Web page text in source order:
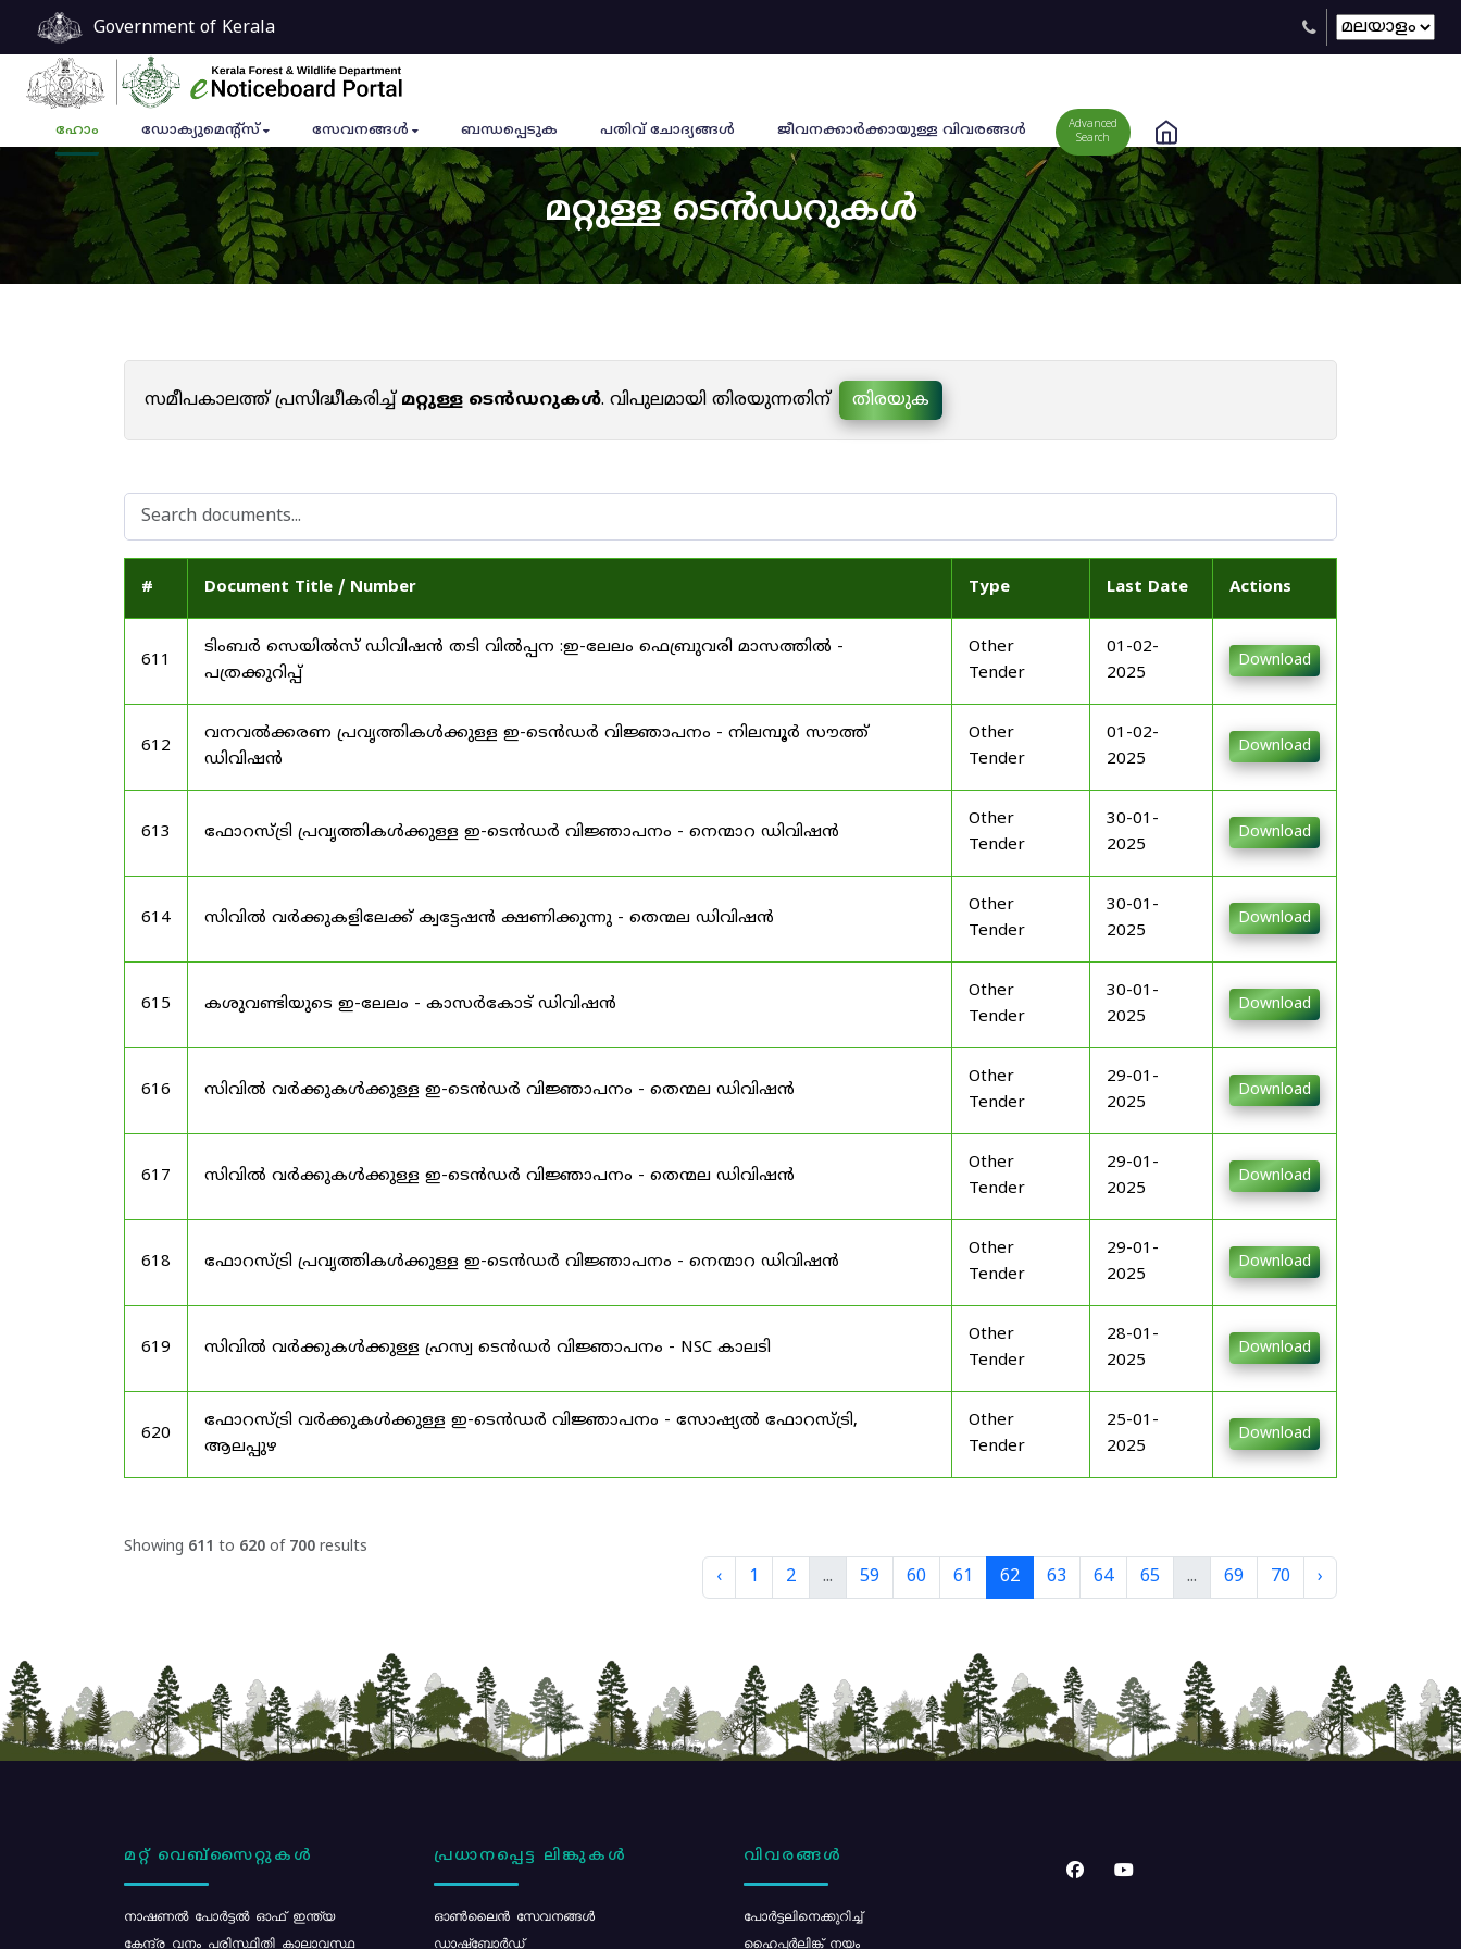
Government of Kerala
ഹോം ഡോക്യുമെൻ്റ്സ് സേവനങ്ങൾ ബന്ധപ്പെടുക പതിവ് ചോദ്യങ്ങൾ ജീവനക്കാര്‍ക്കായുള്ള വിവരങ്ങള്‍
Advanced
Search
മറ്റുള്ള ടെൻഡറുകൾ
സമീപകാലത്ത് പ്രസിദ്ധീകരിച്ച്മറ്റുള്ള ടെൻഡറുകൾ. വിപുലമായി തിരയുന്നതിന് തിരയുക
# Document Title / Number Type Last Date Actions
611
ടിംബർ സെയിൽസ് ഡിവിഷൻ തടി വിൽപ്പന :ഇ-ലേലം ഫെബ്രുവരി മാസത്തിൽ -
പത്രക്കുറിപ്പ്
Other
Tender
01-02-
2025
Download
612
വനവൽക്കരണ പ്രവൃത്തികൾക്കുള്ള ഇ-ടെൻഡർ വിജ്ഞാപനം - നിലമ്പൂർ സൗത്ത്
ഡിവിഷൻ
Other
Tender
01-02-
2025
Download
613 ഫോറസ്ട്രി പ്രവൃത്തികൾക്കുള്ള ഇ-ടെൻഡർ വിജ്ഞാപനം - നെന്മാറ ഡിവിഷൻ
Other
Tender
30-01-
2025
Download
614 സിവിൽ വർക്കുകളിലേക്ക് ക്വട്ടേഷൻ ക്ഷണിക്കുന്നു - തെന്മല ഡിവിഷൻ
Other
Tender
30-01-
2025
Download
615 കശുവണ്ടിയുടെ ഇ-ലേലം - കാസർകോട് ഡിവിഷൻ
Other
Tender
30-01-
2025
Download
616 സിവിൽ വർക്കുകൾക്കുള്ള ഇ-ടെൻഡർ വിജ്ഞാപനം - തെന്മല ഡിവിഷൻ
Other
Tender
29-01-
2025
Download
617 സിവിൽ വർക്കുകൾക്കുള്ള ഇ-ടെൻഡർ വിജ്ഞാപനം - തെന്മല ഡിവിഷൻ
Other
Tender
29-01-
2025
Download
618 ഫോറസ്ട്രി പ്രവൃത്തികൾക്കുള്ള ഇ-ടെൻഡർ വിജ്ഞാപനം - നെന്മാറ ഡിവിഷൻ
Other
Tender
29-01-
2025
Download
619 സിവിൽ വർക്കുകൾക്കുള്ള ഹ്രസ്വ ടെൻഡർ വിജ്ഞാപനം - NSC കാലടി
Other
Tender
28-01-
2025
Download
620
ഫോറസ്ട്രി വർക്കുകൾക്കുള്ള ഇ-ടെൻഡർ വിജ്ഞാപനം - സോഷ്യൽ ഫോറസ്ട്രി,
ആലപ്പുഴ
Other
Tender
25-01-
2025
Download
Showing 611 to 620 of 700 results
‹ 1 2 ... 59 60 61 62 63 64 65 ... 69 70 ›
മറ്റ് വെബ്സൈറ്റുകൾ
നാഷണൽ പോർട്ടൽ ഓഫ് ഇന്ത്യ
കേന്ദ്ര വനം പരിസ്ഥിതി കാലാവസ്ഥ
പ്രധാനപ്പെട്ട ലിങ്കുകൾ
ഓൺലൈൻ സേവനങ്ങൾ
ഡാഷ്ബോർഡ്
വിവരങ്ങൾ
പോര്‍ട്ടലിനെക്കുറിച്ച്
ഹൈപ്പർലിങ്ക് നയം